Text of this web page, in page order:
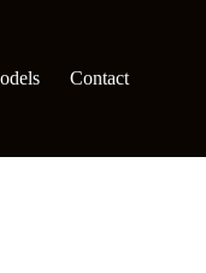
Contact